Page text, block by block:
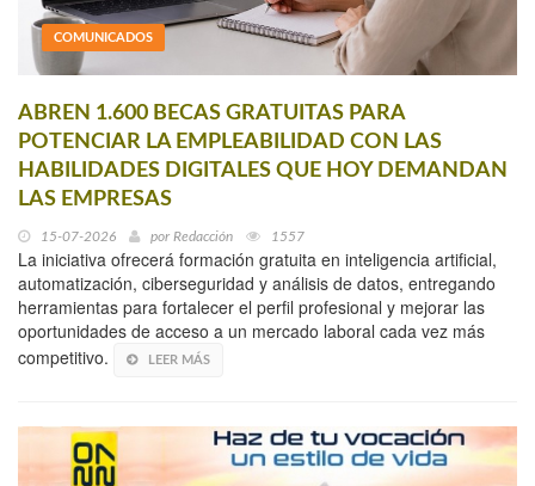
COMUNICADOS
ABREN 1.600 BECAS GRATUITAS PARA
POTENCIAR LA EMPLEABILIDAD CON LAS
HABILIDADES DIGITALES QUE HOY DEMANDAN
LAS EMPRESAS
15-07-2026 por Redacción 1557
La iniciativa ofrecerá formación gratuita en inteligencia artificial,
automatización, ciberseguridad y análisis de datos, entregando
herramientas para fortalecer el perfil profesional y mejorar las
oportunidades de acceso a un mercado laboral cada vez más
competitivo.
LEER MÁS